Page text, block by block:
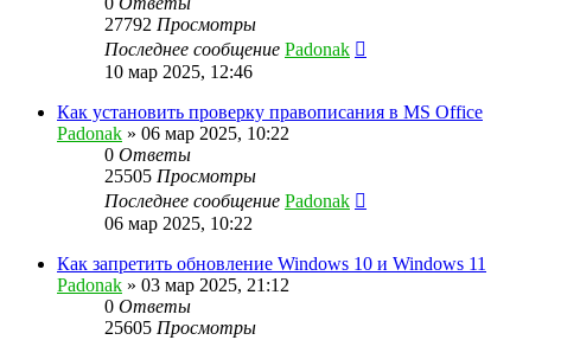
27792 Просмотры
Последнее сообщение Padonak
10 мар 2025, 12:46
Как установить проверку правописания в MS Office
Padonak » 06 мар 2025, 10:22
0 Ответы
25505 Просмотры
Последнее сообщение Padonak
06 мар 2025, 10:22
Как запретить обновление Windows 10 и Windows 11
Padonak » 03 мар 2025, 21:12
0 Ответы
25605 Просмотры